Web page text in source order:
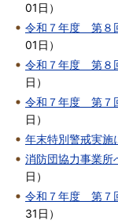
01日 ）
令和７年度 第８
01日 ）
令和７年度 第８
日 ）
令和７年度 第７
日 ）
年末特別警戒実施
消防団協力事業所
日 ）
令和７年度 第７
31日 ）